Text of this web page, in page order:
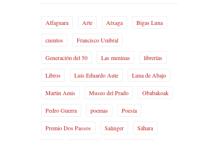
Alfaguara Arte Atxaga Bigas Luna
cuentos Francisco Umbral
Generación del 50 Las meninas librerías
Libros Luis Eduardo Aute Luna de Abajo
Martin Amis Museo del Prado Obabakoak
Pedro Guerra poemas Poesía
Premio Dos Passos Salinger Sáhara